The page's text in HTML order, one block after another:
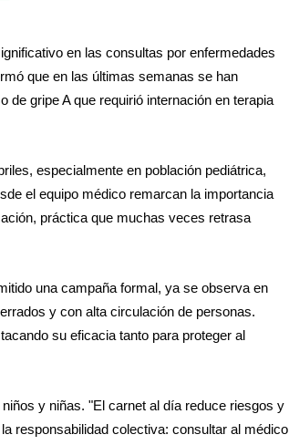
en las consultas por enfermedades
que en las últimas semanas se han
gripe A que requirió internación en terapia
especialmente en población pediátrica,
el equipo médico remarcan la importancia
práctica que muchas veces retrasa
una campaña formal, ya se observa en
y con alta circulación de personas.
su eficacia tanto para proteger al
y niñas. "El carnet al día reduce riesgos y
responsabilidad colectiva: consultar al médico